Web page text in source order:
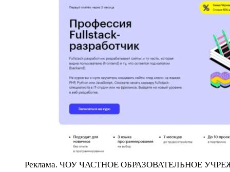
Реклама. ЧОУ ЧАСТНОЕ ОБРАЗОВАТЕЛЬНОЕ